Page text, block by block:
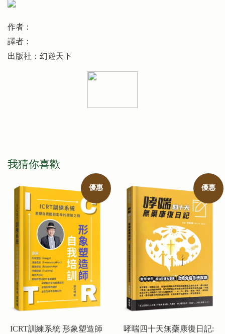
作者：
譯者：
出版社：幻遊天下
我猜你喜歡
優惠
ICRT訓練系統 形象塑造師
優惠
哮喘四十天無藥康復日記: